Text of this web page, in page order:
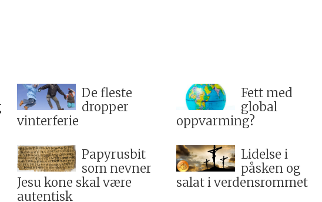
De fleste
dropper
vinterferie
Fett med
global
oppvarming?
Papyrusbit
som nevner
Jesu kone skal være
autentisk
Lidelse i
påsken og
salat i verdensrommet